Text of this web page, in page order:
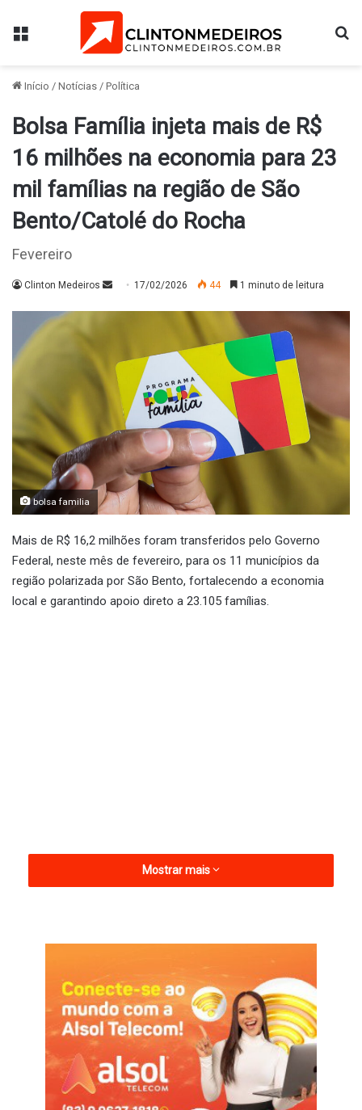
Menu
Início / Notícias / Política
Bolsa Família injeta mais de R$
16 milhões na economia para 23
mil famílias na região de São
Bento/Catolé do Rocha
Fevereiro
Clinton Medeiros
Mande17/02/2026 44 1 minuto de leitura
bolsa familia
Mais de R$ 16,2 milhões foram transferidos pelo Governo
Federal, neste mês de fevereiro, para os 11 municípios da
região polarizada por São Bento, fortalecendo a economia
local e garantindo apoio direto a 23.105 famílias.
O investimento total de R$ 16.268.860,00 representa um
importante reforço financeiro para milhares de lares,
assegurando recursos essenciais para alimentação, saúde e
educação, além de movimentar o comércio e os serviços nos
municípios contemplados.
As sete cidades que receberam os maiores repasses foram:
Mostrar mais